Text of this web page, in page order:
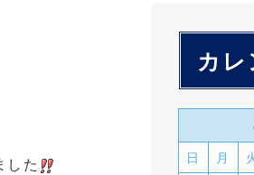
した
カレ
日
月